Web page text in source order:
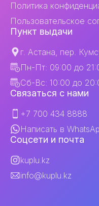
Политика
Пользовательское
Пункт выдачи
г. Астана, пер.
Пн-Пт: 09:00 до
Сб-Вс: 10:00 до
Связаться с нами
+7 700 434 8888
Написать в
Соцсети и почта
kuplu.kz
info@kuplu.kz